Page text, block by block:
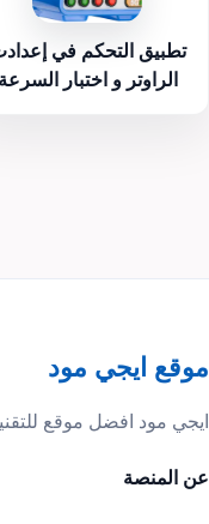
تطبيق التحكم في
الراوتر و اختبار السرعة
موقع ايجي مود
ايجي مود افضل موقع
عن المنصة